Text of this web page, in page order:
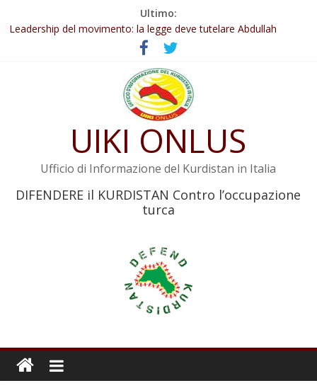
Ultimo:
Abdullah Öcalan: Le legge negativa deve essere trasformata in
legge positiva
Leadership del movimento: la legge deve tutelare Abdullah
Commissione donne del KNK: Şengal è di nuovo sotto minaccia
Non tenere conto della situazione di Rêber Apo ostacolerebbe
Il KNK chiede un’azione internazionale contro i crimini di guerra
UIKI ONLUS
Ufficio di Informazione del Kurdistan in Italia
DIFENDERE il KURDISTAN Contro l’occupazione
turca